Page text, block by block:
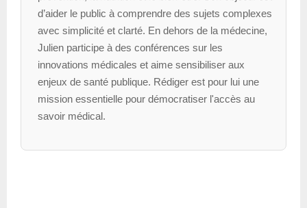
d’aider le public à comprendre des sujets complexes
avec simplicité et clarté. En dehors de la médecine,
Julien participe à des conférences sur les
innovations médicales et aime sensibiliser aux
enjeux de santé publique. Rédiger est pour lui une
mission essentielle pour démocratiser l'accès au
savoir médical.